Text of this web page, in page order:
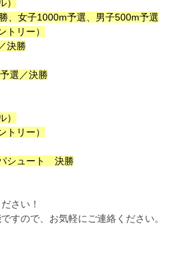
、女子1000m予選、男子500m予選
リー）
決勝
選／決勝
リー）
シュート 決勝
さい！
すので、お気軽にご連絡ください。